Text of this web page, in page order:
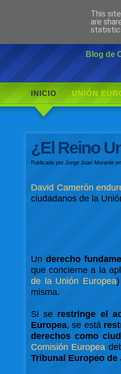
Blog de
INICIO UNIÓN
¿El Reino
Publicado porJorge Juan Morante en
David Camerón
ciudadanos de la
Un derecho
que concierne a la
de la Unión Europea
misma.
Si se restringe el
Europea, se está
derechos como
Comisión Europea
Tribunal Europeo de
This
are